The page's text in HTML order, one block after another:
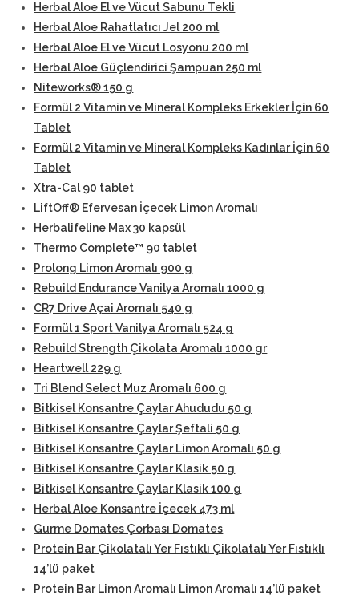
Herbal Aloe El ve Vücut Sabunu Tekli
Herbal Aloe Rahatlatıcı Jel 200 ml
Herbal Aloe El ve Vücut Losyonu 200 ml
Herbal Aloe Güçlendirici Şampuan 250 ml
Niteworks® 150 g
Formül 2 Vitamin ve Mineral Kompleks Erkekler İçin 60
Tablet
Formül 2 Vitamin ve Mineral Kompleks Kadınlar İçin 60
Tablet
Xtra-Cal 90 tablet
LiftOff® Efervesan İçecek Limon Aromalı
Herbalifeline Max 30 kapsül
Thermo Complete™ 90 tablet
Prolong Limon Aromalı 900 g
Rebuild Endurance Vanilya Aromalı 1000 g
CR7 Drive Açai Aromalı 540 g
Formül 1 Sport Vanilya Aromalı 524 g
Rebuild Strength Çikolata Aromalı 1000 gr
Heartwell 229 g
Tri Blend Select Muz Aromalı 600 g
Bitkisel Konsantre Çaylar Ahududu 50 g
Bitkisel Konsantre Çaylar Şeftali 50 g
Bitkisel Konsantre Çaylar Limon Aromalı 50 g
Bitkisel Konsantre Çaylar Klasik 50 g
Bitkisel Konsantre Çaylar Klasik 100 g
Herbal Aloe Konsantre İçecek 473 ml
Gurme Domates Çorbası Domates
Protein Bar Çikolatalı Yer Fıstıklı Çikolatalı Yer Fıstıklı
14’lü paket
Protein Bar Limon Aromalı Limon Aromalı 14’lü paket